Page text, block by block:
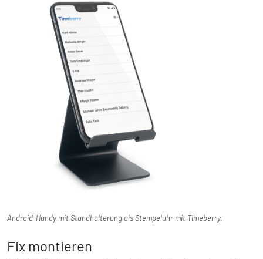
Android-Handy mit Standhalterung als Stempeluhr mit Timeberry.
Fix montieren